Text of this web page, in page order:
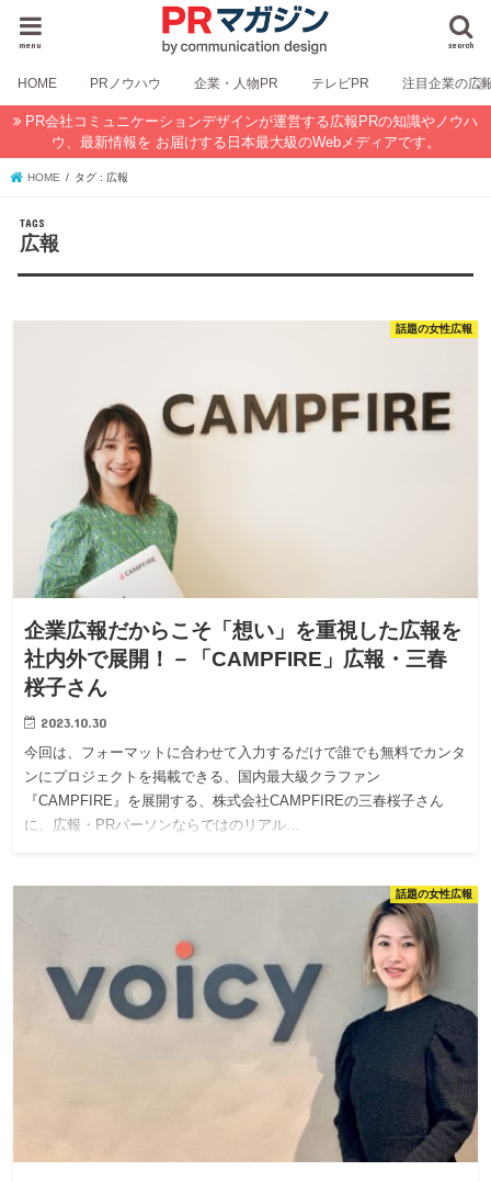
search
menu
HOME PRノウハウ 企業・人物PR テレビPR 注目企業の広
PR会社コミュニケーションデザインが運営する広報PRの知識やノウハ
ウ、最新情報を お届けする日本最大級のWebメディアです。
HOME タグ : 広報
広報
話題の女性広報
企業広報だからこそ「想い」を重視した広報を
社内外で展開！－「CAMPFIRE」広報・三春
桜子さん
2023.10.30
今回は、フォーマットに合わせて入力するだけで誰でも無料でカンタ
ンにプロジェクトを掲載できる、国内最大級クラファン
『CAMPFIRE』を展開する、株式会社CAMPFIREの三春桜子さん
に、広報・PRパーソンならではのリアル…
話題の女性広報